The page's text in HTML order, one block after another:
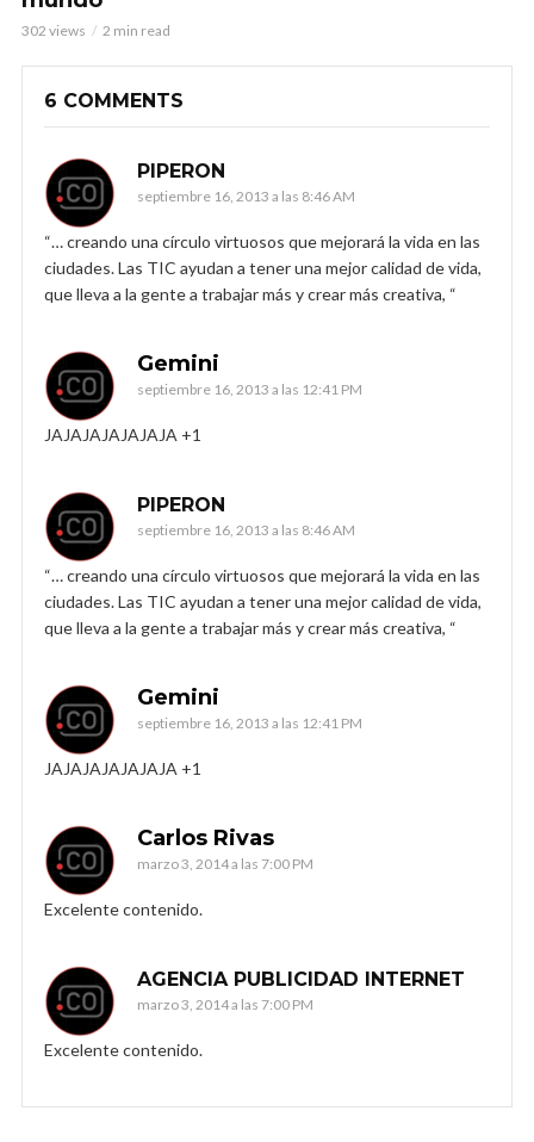
302 views 2 min read
6 COMMENTS
PIPERON
septiembre 16, 2013 a las 8:46 AM
“… creando una círculo virtuosos que mejorará la vida en las
ciudades. Las TIC ayudan a tener una mejor calidad de vida,
que lleva a la gente a trabajar más y crear más creativa, “
Gemini
septiembre 16, 2013 a las 12:41 PM
JAJAJAJAJAJAJA +1
PIPERON
septiembre 16, 2013 a las 8:46 AM
“… creando una círculo virtuosos que mejorará la vida en las
ciudades. Las TIC ayudan a tener una mejor calidad de vida,
que lleva a la gente a trabajar más y crear más creativa, “
Gemini
septiembre 16, 2013 a las 12:41 PM
JAJAJAJAJAJAJA +1
Carlos Rivas
marzo 3, 2014 a las 7:00 PM
Excelente contenido.
AGENCIA PUBLICIDAD INTERNET
marzo 3, 2014 a las 7:00 PM
Excelente contenido.